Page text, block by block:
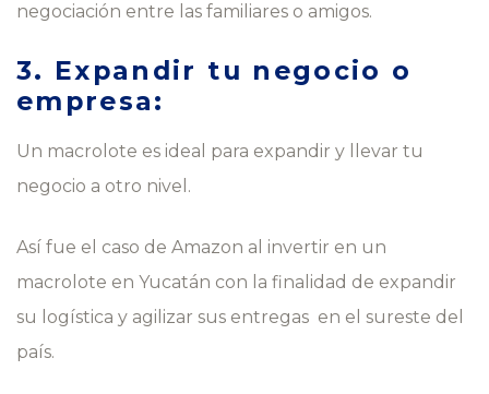
negociación entre las familiares o amigos.
3. Expandir tu negocio o
empresa:
Un macrolote es ideal para expandir y llevar tu
negocio a otro nivel.
Así fue el caso de Amazon al invertir en un
macrolote en Yucatán con la finalidad de expandir
su logística y agilizar sus entregas en el sureste del
país.